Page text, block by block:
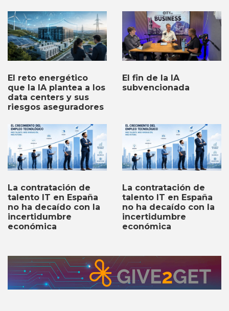
El reto energético
que la IA plantea a los
data centers y sus
riesgos aseguradores
El fin de la IA
subvencionada
La contratación de
talento IT en España
no ha decaído con la
incertidumbre
económica
La contratación de
talento IT en España
no ha decaído con la
incertidumbre
económica